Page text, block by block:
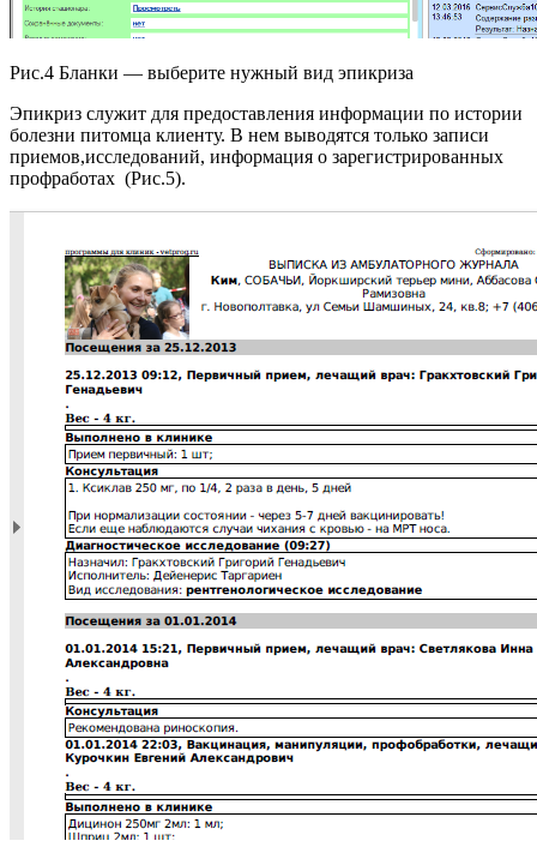
Рис.4 Бланки — выберите нужный вид эпикриза
Эпикриз служит для предоставления информации по истории
болезни питомца клиенту. В нем выводятся только записи
приемов,исследований, информация о зарегистрированных
профработах (Рис.5).